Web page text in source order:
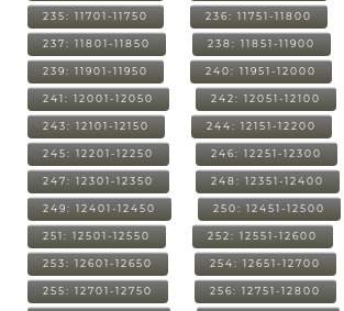
235: 11701-11750 236: 11751-11800
237: 11801-11850 238: 11851-11900
239: 11901-11950 240: 11951-12000
241: 12001-12050 242: 12051-12100
243: 12101-12150 244: 12151-12200
245: 12201-12250 246: 12251-12300
247: 12301-12350 248: 12351-12400
249: 12401-12450 250: 12451-12500
251: 12501-12550 252: 12551-12600
253: 12601-12650 254: 12651-12700
255: 12701-12750 256: 12751-12800